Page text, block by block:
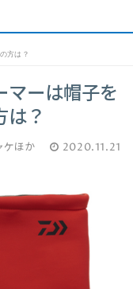
方は？
マーは帽子を
は？
ケほか 2020.11.21